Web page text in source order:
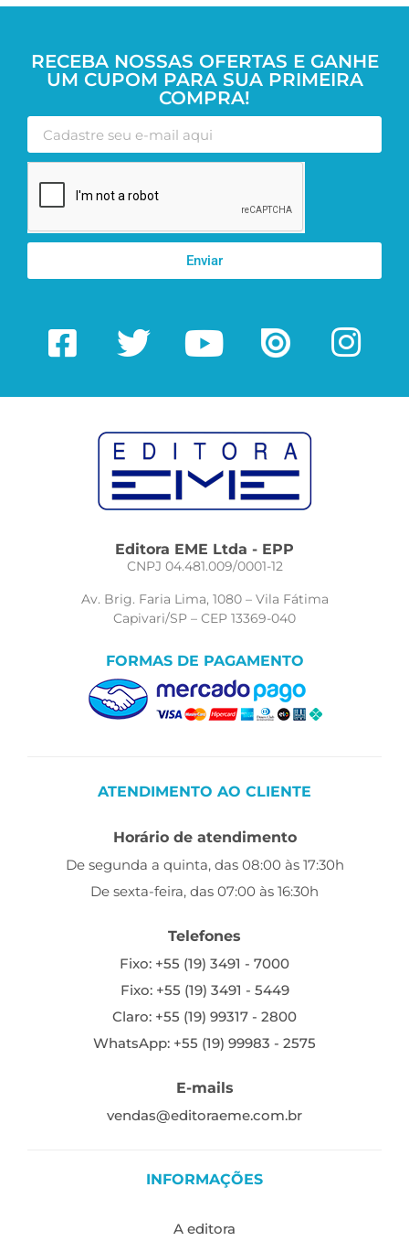
RECEBA NOSSAS OFERTAS E GANHE
UM CUPOM PARA SUA PRIMEIRA
COMPRA!
Enviar
Editora EME Ltda - EPP
CNPJ 04.481.009/0001-12
Av. Brig. Faria Lima, 1080 – Vila Fátima
Capivari/SP – CEP 13369-040
FORMAS DE PAGAMENTO
ATENDIMENTO AO CLIENTE
Horário de atendimento
De segunda a quinta, das 08:00 às 17:30h
De sexta-feira, das 07:00 às 16:30h
Telefones
Fixo: +55 (19) 3491 - 7000
Fixo: +55 (19) 3491 - 5449
Claro: +55 (19) 99317 - 2800
WhatsApp: +55 (19) 99983 - 2575
E-mails
vendas@editoraeme.com.br
INFORMAÇÕES
A editora